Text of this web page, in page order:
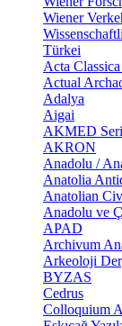
Wiener
Türkei
Acta
Actual
Adalya
Aigai
AKMED
AKRON
Anadolu /
Anatolia
Anatolian
Anadolu ve
APAD
Archivum
Arkeoloji
BYZAS
Cedrus
Colloquium